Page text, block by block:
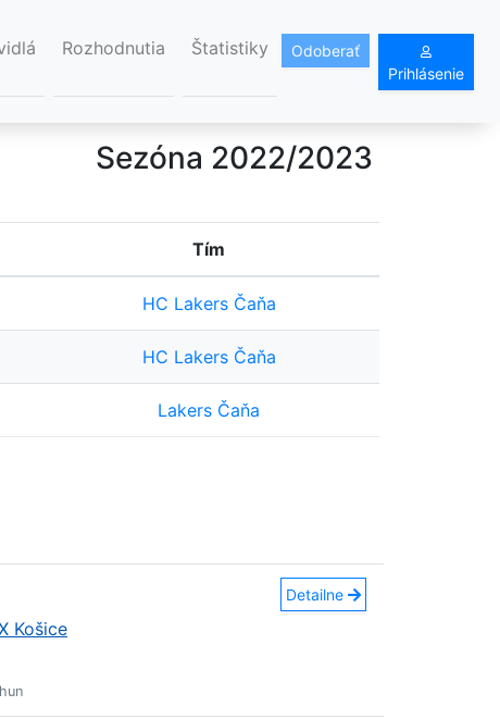
Rozhodnutia Štatistiky
Odoberať
Prihlásenie
Sezóna 2022/2023
Tím
HC Lakers Čaňa
HC Lakers Čaňa
Lakers Čaňa
Košice
Detailne